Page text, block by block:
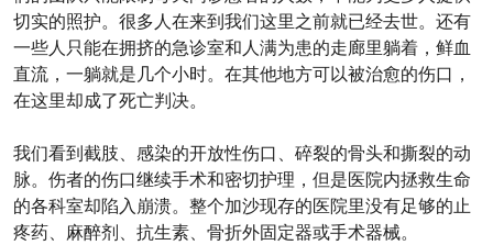
切实的照护。很多人在来到我们这里之前就已经去世。还有
一些人只能在拥挤的急诊室和人满为患的走廊里躺着，鲜血
直流，一躺就是几个小时。在其他地方可以被治愈的伤口，
在这里却成了死亡判决。
我们看到截肢、感染的开放性伤口、碎裂的骨头和撕裂的动
脉。伤者的伤口继续手术和密切护理，但是医院内拯救生命
的各科室却陷入崩溃。整个加沙现存的医院里没有足够的止
疼药、麻醉剂、抗生素、骨折外固定器或手术器械。